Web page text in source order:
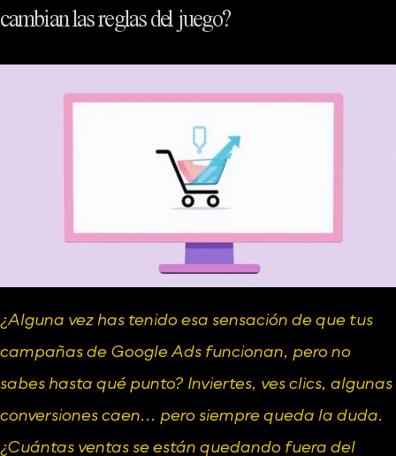
cambian las reglas del juego?
¿Alguna vez has tenido esa sensación de que tus
campañas de Google Ads funcionan, pero no
sabes hasta qué punto? Inviertes, ves clics, algunas
conversiones caen... pero siempre queda la duda.
¿Cuántas ventas se están quedando fuera del